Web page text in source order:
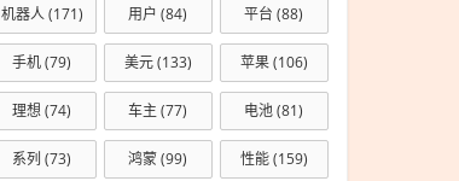
机器人(171) 用户 (84) 平台 (88)
手机(79) 美元(133) 苹果(106)
理想(74) 车主 (77) 电池(81)
系列 (73) 鸿蒙(99) 性能(159)